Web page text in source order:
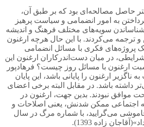
حاصل مصالحه‌ای بود که بر طبق آن،
به امور انضمامی و سیاست پرهیز
سویه‌های مختلف فرهنگ و اندیشه
ترجمه می‌کردند. با این حال هرچه ارغنون
پروژه‌های فکری با مسائل انضمامی
در میان دست‌اندرکاران ارغنون این
ارغنون با مسائل روز چیست؟ فرهادپور
ناگزیر ارغنون را پایانی باشد، این پایان
داشته باشد. در مقابل البته برخی اعضای
موافق نبودند. بدین جهت، ارغنون در
اجتماعی ممکن شدنش، یعنی اصلاحات و
می‌گرایید، با شماره مرگ در سال